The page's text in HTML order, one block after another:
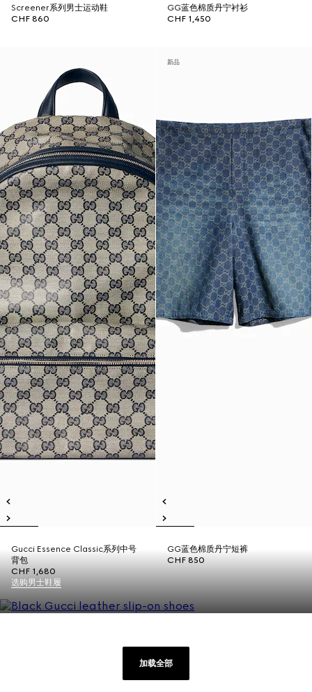
Screener系列男士运动鞋
CHF 860
GG蓝色棉质丹宁衬衫
CHF 1,450
Gucci Essence Classic系列中号
背包
CHF 1,680
新品
GG蓝色棉质丹宁短裤
CHF 850
选购男士鞋履
加载全部